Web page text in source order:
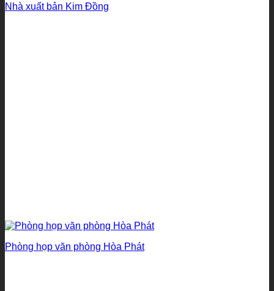
Nhà xuất bản Kim Đồng
Phòng họp văn phòng Hòa Phát